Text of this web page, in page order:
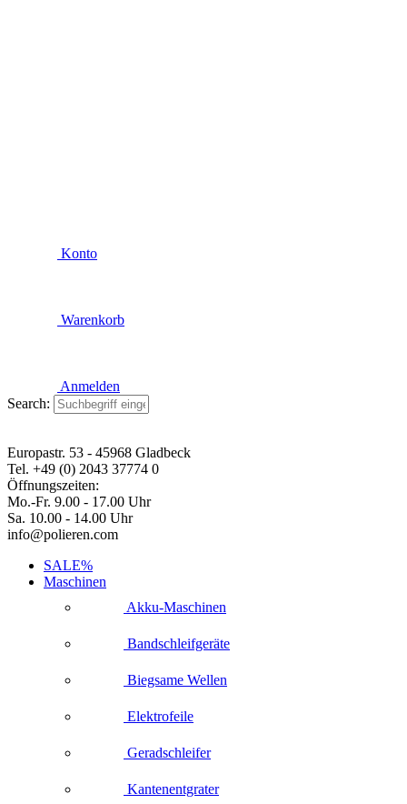
Konto
Warenkorb
Anmelden
Search:
Europastr. 53 - 45968 Gladbeck
Tel. +49 (0) 2043 37774 0
Öffnungszeiten:
Mo.-Fr. 9.00 - 17.00 Uhr
Sa. 10.00 - 14.00 Uhr
info@polieren.com
SALE%
Maschinen
Akku-Maschinen
Bandschleifgeräte
Biegsame Wellen
Elektrofeile
Geradschleifer
Kantenentgrater